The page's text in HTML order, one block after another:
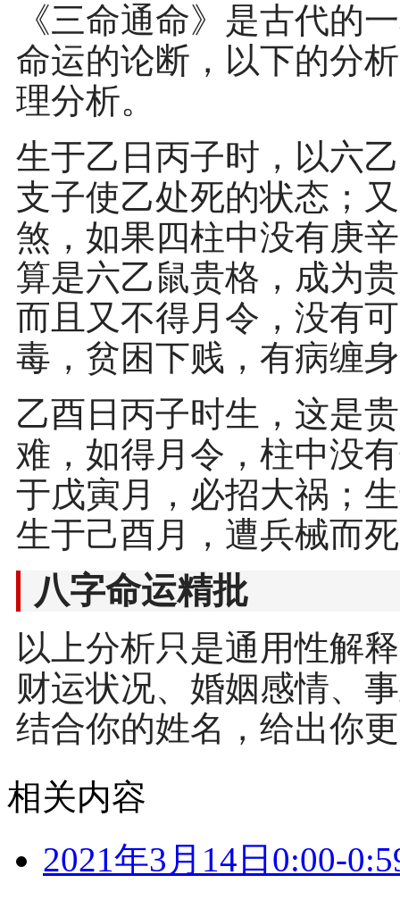
《三命通命》是古代的
命运的论断，以下的分
理分析。
生于乙日丙子时，以六
支子使乙处死的状态；
煞，如果四柱中没有庚
算是六乙鼠贵格，成为
而且又不得月令，没有
毒，贫困下贱，有病缠
乙酉日丙子时生，这是
难，如得月令，柱中没
于戊寅月，必招大祸；
生于己酉月，遭兵械而
八字命运精批
以上分析只是通用性解
财运状况、婚姻感情、
结合你的姓名，给出你
相关内容
2021年3月14日0:00-